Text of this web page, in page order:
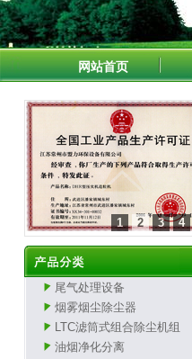
网站首页
4
3
2
1
尾气处理设备
烟雾烟尘除尘器
LTC滤筒式组合除尘机组
油烟净化分离